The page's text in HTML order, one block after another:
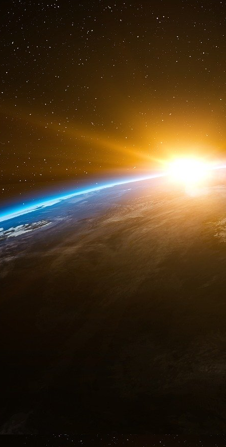
Si vous en voulez encore, la liste continue sur
Ce n’est pas la première fois que des
de façon rapprochée dans le temps et dans
exemple arrivé quelques années plus tôt en
Marconi (certains disent qu’il y en avait
constituait un colosse industriel, mais qui est
Nous sommes à peine sortis du film
Septembre, puisque le livre date de 2003] et
un nouveau film qui s’annonce
précédent. Peut-être, allons-nous même
temps où la participation de tous les
était encore un devoir social. Ou un destin
Attack III – NdT], la musique pourrait être bien
Roberto Quaglia
Voir en ligne :mondialisation.ca